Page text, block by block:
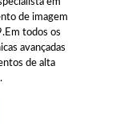
de imagem
todos os
avançadas
de alta